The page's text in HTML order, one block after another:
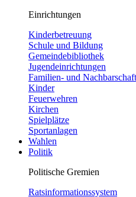
Einrichtungen
Kinderbetreuung
Schule und Bildung
Gemeindebibliothek
Jugendeinrichtungen
Familien- und
Kinder
Feuerwehren
Kirchen
Spielplätze
Sportanlagen
Wahlen
Politik
Politische Gremien
Ratsinformationssystem